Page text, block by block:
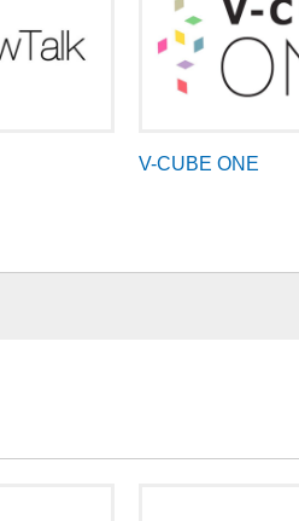
V-CUBE ONE